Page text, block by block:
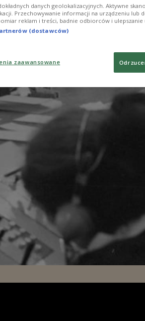
danych geolokalizacyjnych. Aktywne
Przechowywanie informacji na urządzeniu lub
reklam i treści, badnie odbiorców i ulepszanie
(dostawców)
zaawansowane